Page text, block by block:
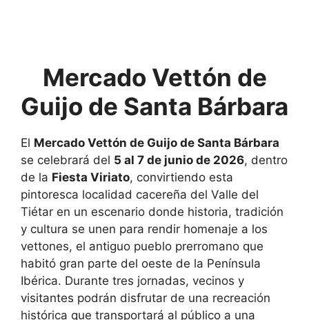
Mercado Vettón de
Guijo de Santa Bárbara
El Mercado Vettón de Guijo de Santa Bárbara
se celebrará del 5 al 7 de junio de 2026, dentro
de la Fiesta Viriato, convirtiendo esta
pintoresca localidad cacereña del Valle del
Tiétar en un escenario donde historia, tradición
y cultura se unen para rendir homenaje a los
vettones, el antiguo pueblo prerromano que
habitó gran parte del oeste de la Península
Ibérica. Durante tres jornadas, vecinos y
visitantes podrán disfrutar de una recreación
histórica que transportará al público a una